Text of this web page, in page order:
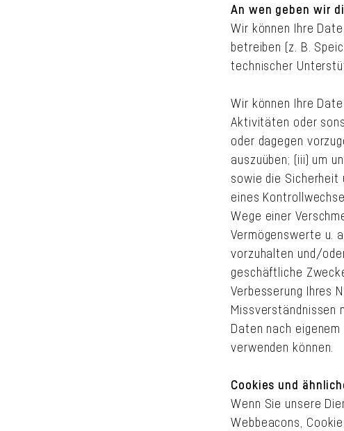
An wen geben wir
Wir können Ihre
betreiben (z. B.
technischer
Wir können Ihre
Aktivitäten oder
oder dagegen
auszuüben; (iii) um
sowie die Sicherheit
eines
Wege einer
Vermögenswerte u.
vorzuhalten und/
geschäftliche
Verbesserung Ihres
Missverständnissen
Daten nach
verwenden können.
Cookies und
Wenn Sie unsere
Webbeacons,